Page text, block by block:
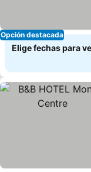
Opción destacada
Elige fechas para